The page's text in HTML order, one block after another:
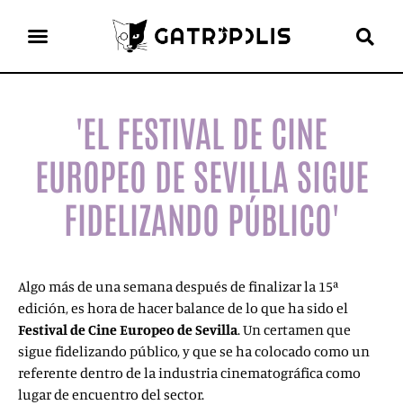
'EL FESTIVAL DE CINE
EUROPEO DE SEVILLA SIGUE
FIDELIZANDO PÚBLICO'
Algo más de una semana después de finalizar la 15ª
edición, es hora de hacer balance de lo que ha sido el
Festival de Cine Europeo de Sevilla. Un certamen que
sigue fidelizando público, y que se ha colocado como un
referente dentro de la industria cinematográfica como
lugar de encuentro del sector.